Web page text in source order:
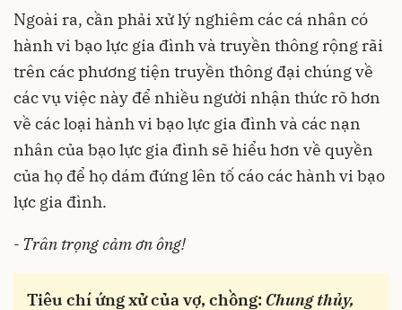
Ngoài ra, cần phải xử lý nghiêm các cá nhân có
hành vi bạo lực gia đình và truyền thông rộng rãi
trên các phương tiện truyền thông đại chúng về
các vụ việc này để nhiều người nhận thức rõ hơn
về các loại hành vi bạo lực gia đình và các nạn
nhân của bạo lực gia đình sẽ hiểu hơn về quyền
của họ để họ dám đứng lên tố cáo các hành vi bạo
lực gia đình.
- Trân trọng cảm ơn ông!
Tiêu chí ứng xử của vợ, chồng: Chung thủy,